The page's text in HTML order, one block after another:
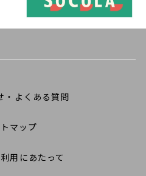
・よくある質問
マップ
用にあたって